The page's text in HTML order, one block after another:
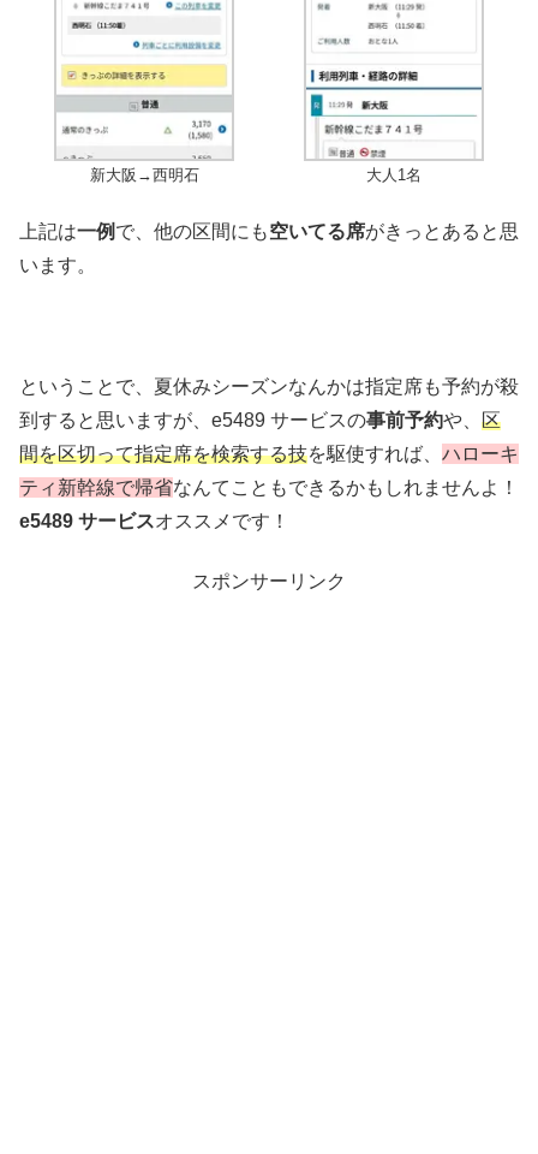
新大阪→西明石 大人1名
上記は一例 で、他の区間にも空いてる席がきっとあると思
います。
ということで、夏休みシーズンなんかは指定席も予約が殺
到すると思いますが、e5489 サービスの事前予約や、 区
間を区切って指定席を検索する技を駆使すれば、 ハローキ
ティ新幹線で帰省なんてこともできるかもしれませんよ！
e5489 サービスオススメです！
スポンサーリンク